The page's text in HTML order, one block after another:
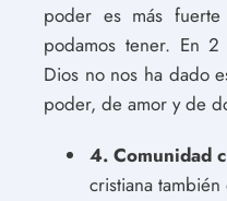
poder es más
podamos tener. En
Dios no nos ha dado
poder, de amor y de
4. Comunidad
cristiana